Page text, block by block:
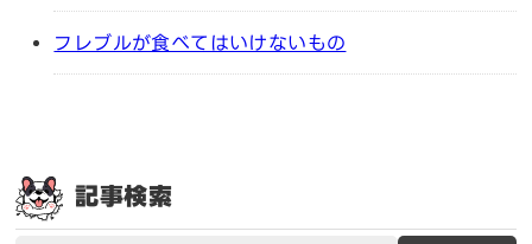
フレブルが食べてはいけないもの
記事検索